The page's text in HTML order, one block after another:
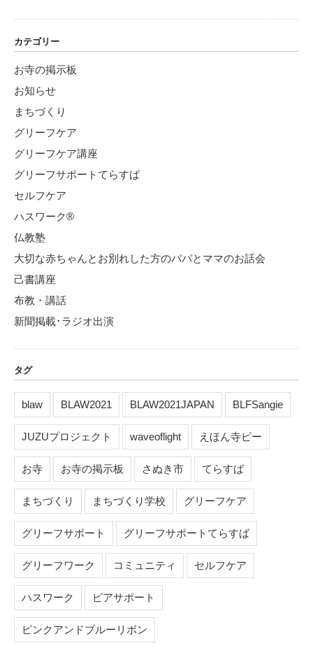
カテゴリー
お寺の掲示板
お知らせ
まちづくり
グリーフケア
グリーフケア講座
グリーフサポートてらすば
セルフケア
ハスワーク®
仏教塾
大切な赤ちゃんとお別れした方のパパとママのお話会
己書講座
布教・講話
新聞掲載･ラジオ出演
タグ
blaw BLAW2021 BLAW2021JAPAN BLFSangie
JUZUプロジェクト waveoflight えほん寺ピー
お寺 お寺の掲示板 さぬき市 てらすば
まちづくり まちづくり学校 グリーフケア
グリーフサポート グリーフサポートてらすば
グリーフワーク コミュニティ セルフケア
ハスワーク ピアサポート
ピンクアンドブルーリボン